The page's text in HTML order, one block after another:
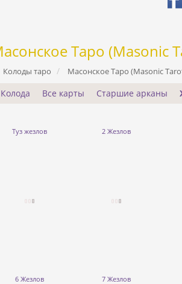
Таро (Masonic
Колоды таро Масонское Таро (Masonic
Колода Все карты Старшие арканы
Туз жезлов 2 Жезлов
6 Жезлов 7 Жезлов